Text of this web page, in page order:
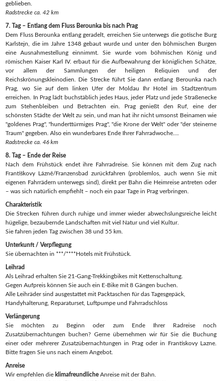
geblieben.
Radstrecke ca. 42 km
7. Tag – Entlang dem Fluss Berounka bis nach Prag
Dem Fluss Berounka entlang geradelt, erreichen Sie unterwegs die gotische Burg
Karlstejn, die im Jahre 1348 gebaut wurde und unter den böhmischen Burgen
eine Ausnahmestellung einnimmt. Sie wurde vom böhmischen König und
römischen Kaiser Karl IV. erbaut für die Aufbewahrung der königlichen Schätze,
vor allem der Sammlungen der heiligen Reliquien und der
Reichskrönungskleinodien. Die Strecke führt Sie dann entlang Berounka nach
Prag, wo Sie auf dem linken Ufer der Moldau Ihr Hotel im Stadtzentrum
erreichen. In Prag lädt buchstäblich jedes Haus, jeder Platz und jede Straßenecke
zum Stehenbleiben und Betrachten ein. Prag genießt den Ruf, eine der
schönsten Städte der Welt zu sein, und man hat ihr nicht umsonst Beinamen wie
"goldenes Prag", "hunderttürmiges Prag", "die Krone der Welt" oder "der steinerne
Traum" gegeben. Also ein wunderbares Ende Ihrer Fahrradwoche….
Radstrecke ca. 46 km
8. Tag – Ende der Reise
Nach dem Frühstück endet ihre Fahrradreise. Sie können mit dem Zug nach
Františkovy Lázně/Franzensbad zurückfahren (problemlos, auch wenn Sie mit
eigenen Fahrrädern unterwegs sind), direkt per Bahn die Heimreise antreten oder
– was sich natürlich empfiehlt – noch ein paar Tage in Prag verbringen.
Charakteristik
Die Strecken führen durch ruhige und immer wieder abwechslungsreiche leicht
hügelige, bezaubernde Landschaften mit viel Natur und viel Kultur.
Sie fahren jeden Tag zwischen 38 und 55 km.
Unterkunft / Verpflegung
Sie übernachten in ***/****Hotels mit Frühstück.
Leihrad
Als Leihrad erhalten Sie 21-Gang-Trekkingbikes mit Kettenschaltung.
Gegen Aufpreis können Sie auch ein E-Bike mit 8 Gängen buchen.
Alle Leihräder sind ausgestattet mit Packtaschen für das Tagesgepäck,
Handyhalterung, Reparaturset, Luftpumpe und Fahrradschloss
Verlängerung
Sie möchten zu Beginn oder zum Ende Ihrer Radreise noch
Zusatzübernachtungen buchen? Gerne übernehmen wir für Sie die Buchung
einer oder mehrerer Zusatzübernachtungen in Prag oder in Frantiskovy Lazne.
Bitte fragen Sie uns nach einem Angebot.
Anreise
Wir empfehlen die klimafreundlicheAnreise mit der Bahn.